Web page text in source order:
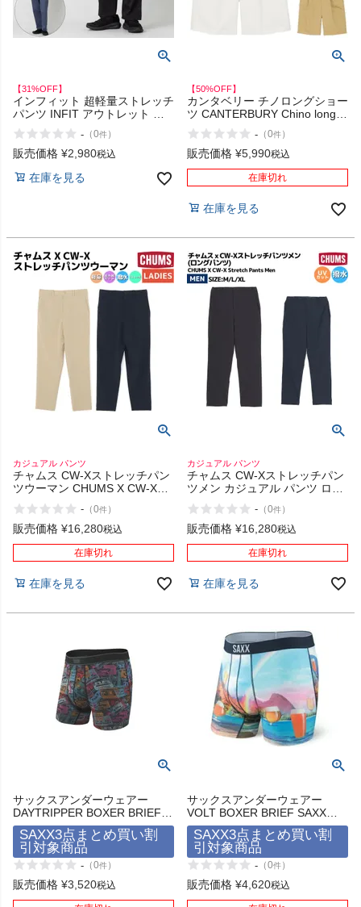
スタッフブログ
【31%OFF】
インフィット 超軽量ストレッチ
パンツ INFIT アウトレット セ
ール
- （0件）
販売価格 ¥2,980税込
在庫を見る
【50%OFF】
カンタベリー チノロングショー
ツ CANTERBURY Chino long
shorts アウトレット セール
- （0件）
販売価格 ¥5,990税込
在庫切れ
在庫を見る
カジュアル パンツ
チャムス CW-Xストレッチパン
ツウーマン CHUMS X CW-X
Stretch Pants Women
- （0件）
販売価格 ¥16,280税込
在庫切れ
在庫を見る
カジュアル パンツ
チャムス CW-Xストレッチパン
ツメン カジュアル パンツ ロン
グパンツ UVカット 撥水
CHUMS x CW-X Stretch Pants
Men
- （0件）
販売価格 ¥16,280税込
在庫切れ
在庫を見る
サックスアンダーウェアー
DAYTRIPPER BOXER BRIEF
FLY SAXX UNDERWEAR
SAXX3点まとめ買い割
引対象商品
- （0件）
販売価格 ¥3,520税込
サックスアンダーウェアー
VOLT BOXER BRIEF SAXX
UNDERWEAR
SAXX3点まとめ買い割
引対象商品
- （0件）
販売価格 ¥4,620税込